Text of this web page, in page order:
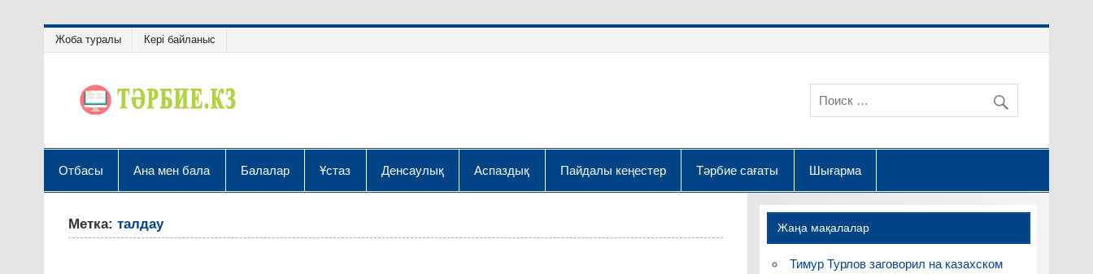
Жоба туралы Кері байланыс
Отбасы Ана мен бала Балалар Ұстаз Денсаулық Аспаздық Пайдалы кеңестер Тәрбие сағаты Шығарма
Метка:талдау Жаңа мақалалар
Тимур Турлов заговорил на казахском